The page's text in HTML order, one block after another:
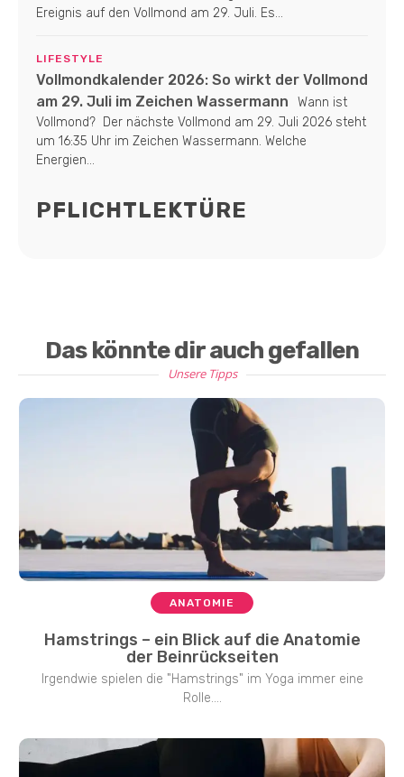
Ereignis auf den Vollmond am 29. Juli. Es...
LIFESTYLE
Vollmondkalender 2026: So wirkt der Vollmond
am 29. Juli im Zeichen Wassermann
Wann ist
Vollmond? Der nächste Vollmond am 29. Juli 2026 steht
um 16:35 Uhr im Zeichen Wassermann. Welche
Energien...
PFLICHTLEKTÜRE
Das könnte dir auch gefallen
Unsere Tipps
ANATOMIE
Hamstrings – ein Blick auf die Anatomie
der Beinrückseiten
Irgendwie spielen die "Hamstrings" im Yoga immer eine
Rolle....